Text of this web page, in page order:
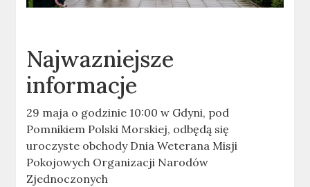
Najwazniejsze
informacje
29 maja o godzinie 10:00 w Gdyni, pod
Pomnikiem Polski Morskiej, odbędą się
uroczyste obchody Dnia Weterana Misji
Pokojowych Organizacji Narodów
Zjednoczonych